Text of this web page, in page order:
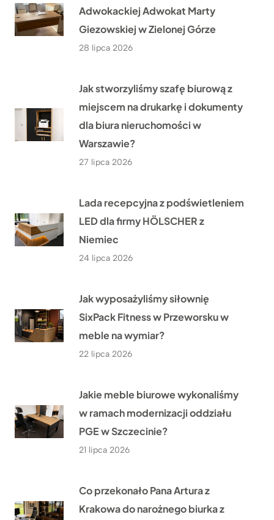
Adwokackiej Adwokat Marty
Giezowskiej w Zielonej Górze
28 lipca 2026
Jak stworzyliśmy szafę biurową z
miejscem na drukarkę i dokumenty
dla biura nieruchomości w
Warszawie?
27 lipca 2026
Lada recepcyjna z podświetleniem
LED dla firmy HÖLSCHER z
Niemiec
24 lipca 2026
Jak wyposażyliśmy siłownię
SixPack Fitness w Przeworsku w
meble na wymiar?
22 lipca 2026
Jakie meble biurowe wykonaliśmy
w ramach modernizacji oddziału
PGE w Szczecinie?
21 lipca 2026
Co przekonało Pana Artura z
Krakowa do narożnego biurka z